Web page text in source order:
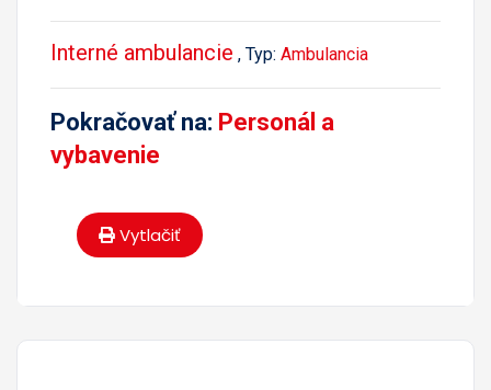
Interné ambulancie , Typ: Ambulancia
Pokračovať na: Personál a
vybavenie
Vytlačiť